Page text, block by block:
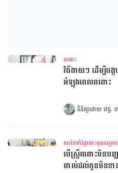
ពពោះ
វិធីងាយៗ ដើម្បីបង្
អំឡុង​ពេល​ពពោះ
ពិនិត្យដោយ វេជ្ជ
ការថែទាំផ្ទៃពោះមុនសម្រ
បើស្រ្តីពពោះមិនបញ្
ពាល់ដល់កូនមិនខា